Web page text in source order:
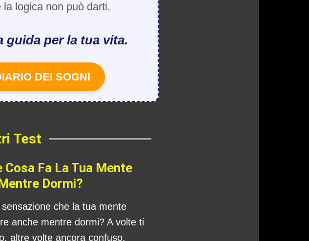
logica non può darti.
guida per la tua vita.
DEI SOGNI
Test
Cosa Fa La Tua Mente
Dormi?
che la tua mente
anche mentre dormi? A volte ti
altre volte ancora confuso,